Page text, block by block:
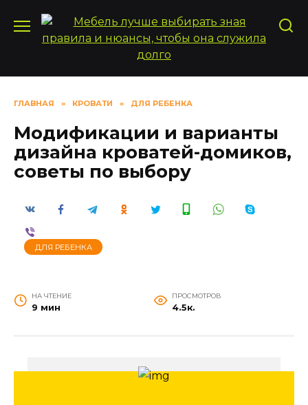
содержанию
ГЛАВНАЯ » КРОВАТИ » ДЛЯ РЕБЕНКА
Модификации и варианты
дизайна кроватей-домиков,
советы по выбору
ДЛЯ РЕБЕНКА
НА ЧТЕНИЕ
9 мин
ПРОСМОТРОВ
4.5к.